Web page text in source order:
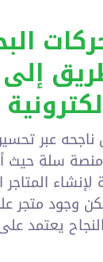
إلى
عبر
سلة حيث
المتاجر
وجود متجر
يعتمد